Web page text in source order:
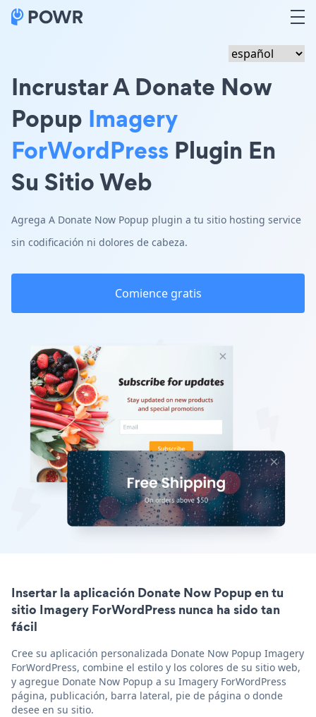
Incrustar A Donate Now
Popup Imagery
ForWordPress Plugin En
Su Sitio Web
Agrega A Donate Now Popup plugin a tu sitio hosting service
sin codificación ni dolores de cabeza.
Comience gratis
Insertar la aplicación Donate Now Popup en tu
sitio Imagery ForWordPress nunca ha sido tan
fácil
Cree su aplicación personalizada Donate Now Popup Imagery
ForWordPress, combine el estilo y los colores de su sitio web,
y agregue Donate Now Popup a su Imagery ForWordPress
página, publicación, barra lateral, pie de página o donde
desee en su sitio.